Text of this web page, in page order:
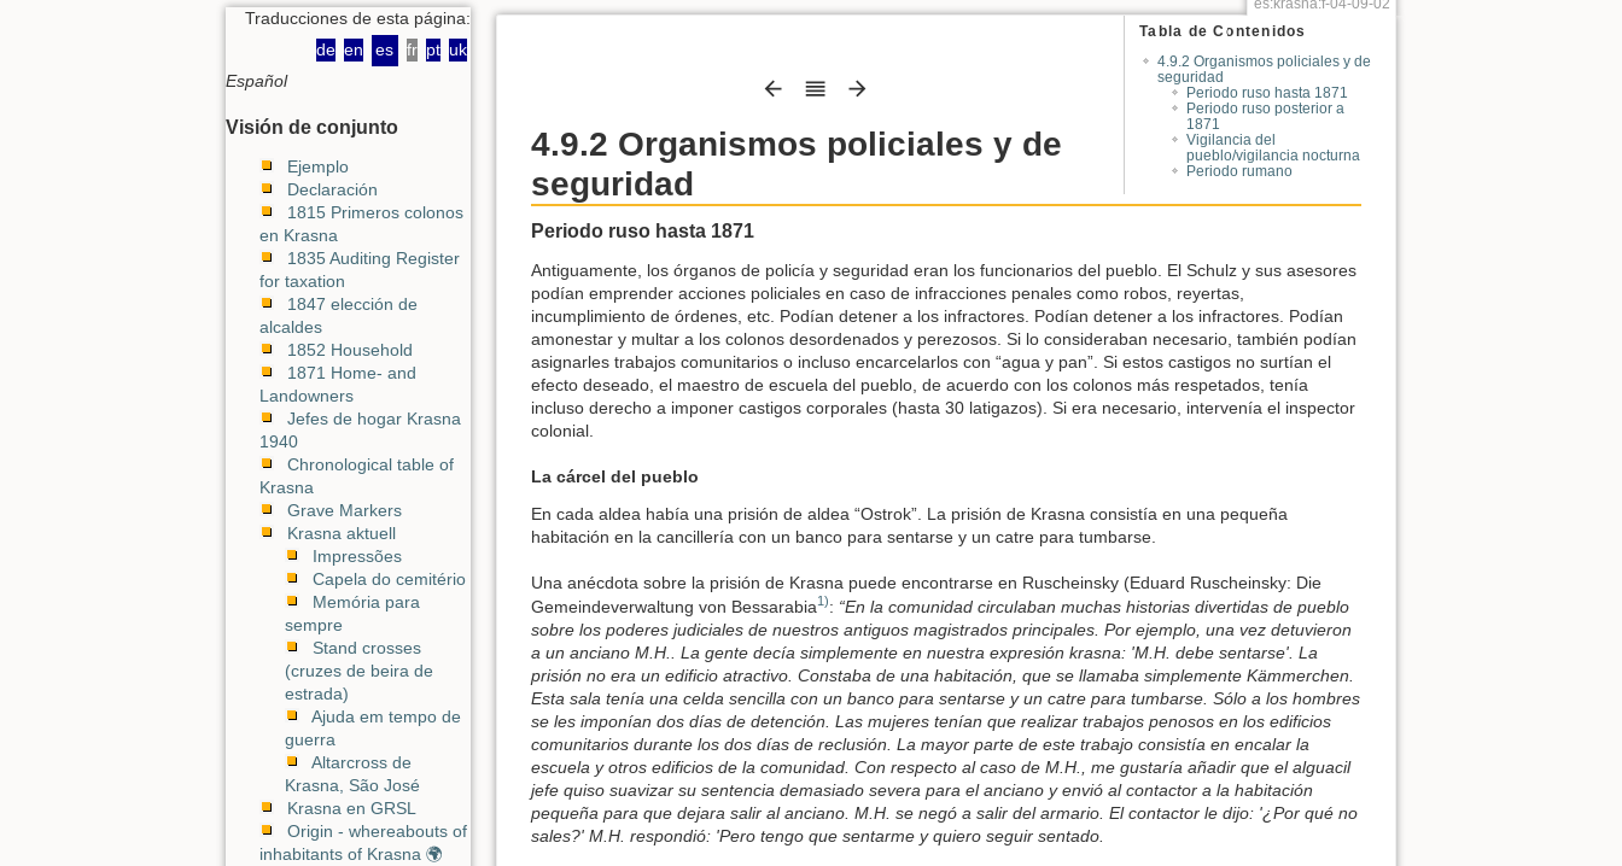
Traducciones de esta página:
de en es fr pt uk
Español
Visión de conjunto
Ejemplo
Declaración
1815 Primeros colonos
en Krasna
1835 Auditing Register
for taxation
1847 elección de
alcaldes
1852 Household
1871 Home- and
Landowners
Jefes de hogar Krasna
1940
Chronological table of
Krasna
Grave Markers
Krasna aktuell
Impressões
Capela do cemitério
Memória para
sempre
Stand crosses
(cruzes de beira de
estrada)
Ajuda em tempo de
guerra
Altarcross de
Krasna, São José
Krasna en GRSL
Origin - whereabouts of
inhabitants of Krasna 🌍
Tabla de Contenidos
4.9.2 Organismos policiales y de
seguridad
Periodo ruso hasta 1871
Periodo ruso posterior a
1871
Vigilancia del
pueblo/vigilancia nocturna
Periodo rumano
4.9.2 Organismos policiales y de
seguridad
Periodo ruso hasta 1871
Antiguamente, los órganos de policía y seguridad eran los funcionarios del pueblo. El Schulz y sus asesores
podían emprender acciones policiales en caso de infracciones penales como robos, reyertas,
incumplimiento de órdenes, etc. Podían detener a los infractores. Podían detener a los infractores. Podían
amonestar y multar a los colonos desordenados y perezosos. Si lo consideraban necesario, también podían
asignarles trabajos comunitarios o incluso encarcelarlos con “agua y pan”. Si estos castigos no surtían el
efecto deseado, el maestro de escuela del pueblo, de acuerdo con los colonos más respetados, tenía
incluso derecho a imponer castigos corporales (hasta 30 latigazos). Si era necesario, intervenía el inspector
colonial.
La cárcel del pueblo
En cada aldea había una prisión de aldea “Ostrok”. La prisión de Krasna consistía en una pequeña
habitación en la cancillería con un banco para sentarse y un catre para tumbarse.
Una anécdota sobre la prisión de Krasna puede encontrarse en Ruscheinsky (Eduard Ruscheinsky: Die
Gemeindeverwaltung von Bessarabia1): “En la comunidad circulaban muchas historias divertidas de pueblo
sobre los poderes judiciales de nuestros antiguos magistrados principales. Por ejemplo, una vez detuvieron
a un anciano M.H.. La gente decía simplemente en nuestra expresión krasna: 'M.H. debe sentarse'. La
prisión no era un edificio atractivo. Constaba de una habitación, que se llamaba simplemente Kämmerchen.
Esta sala tenía una celda sencilla con un banco para sentarse y un catre para tumbarse. Sólo a los hombres
se les imponían dos días de detención. Las mujeres tenían que realizar trabajos penosos en los edificios
comunitarios durante los dos días de reclusión. La mayor parte de este trabajo consistía en encalar la
escuela y otros edificios de la comunidad. Con respecto al caso de M.H., me gustaría añadir que el alguacil
jefe quiso suavizar su sentencia demasiado severa para el anciano y envió al contactor a la habitación
pequeña para que dejara salir al anciano. M.H. se negó a salir del armario. El contactor le dijo: '¿Por qué no
sales?' M.H. respondió: 'Pero tengo que sentarme y quiero seguir sentado.